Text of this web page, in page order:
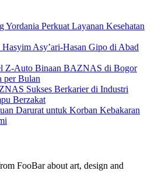
Perkuat Layanan Kesehatan
Asy’ari-Hasan Gipo di Abad
Z-Auto Binaan BAZNAS di Bogor
per Bulan
Sukses Berkarier di Industri
Berzakat
Darurat untuk Korban Kebakaran
FooBar about art, design and